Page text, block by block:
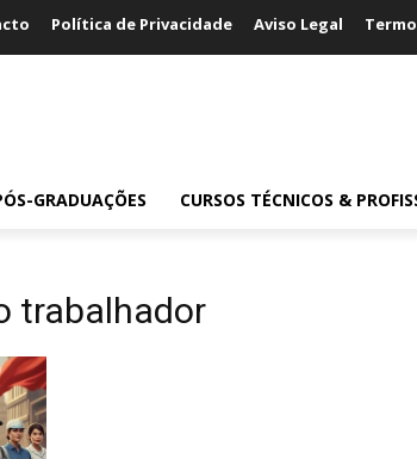
Política de Privacidade Aviso Legal
GRADUAÇÕES CURSOS TÉCNICOS &
trabalhador